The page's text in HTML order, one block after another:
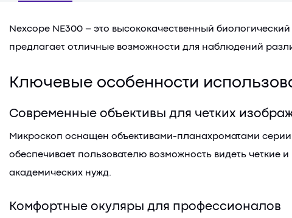
Nexcope NE300 – это высококачественный
предлагает отличные возможности для наблюдений
Ключевые особенности
Современные объективы для четких
Микроскоп оснащен объективами-планахроматами
обеспечивает пользователю возможность видеть
академических нужд.
Комфортные окуляры для профессионалов